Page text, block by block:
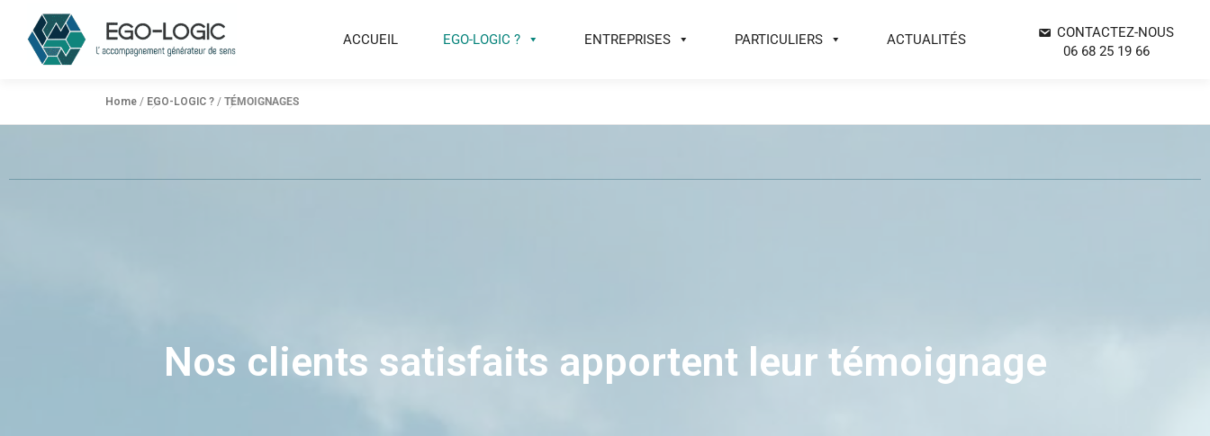
ACCUEIL EGO-LOGIC ? ENTREPRISES PARTICULIERS ACTUALITÉS
CONTACTEZ-NOUS
06 68 25 19 66
Home / EGO-LOGIC ? / TÉMOIGNAGES
Nos clients satisfaits apportent leur témoignage